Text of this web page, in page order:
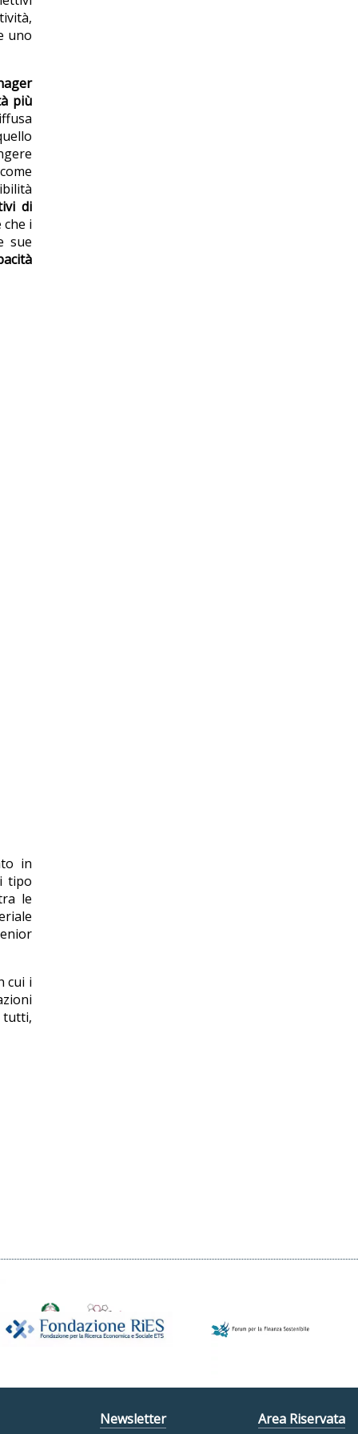
uno
più
di
i
sue
in
tipo
le
cui i
tutti,
Newsletter Area Riservata